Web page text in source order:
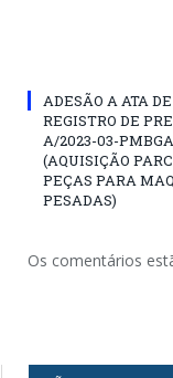
ADESÃO A ATA DE
REGISTRO DE
A/2023-03-PMBGA
(AQUISIÇÃO
PEÇAS PARA
PESADAS)
Os comentários